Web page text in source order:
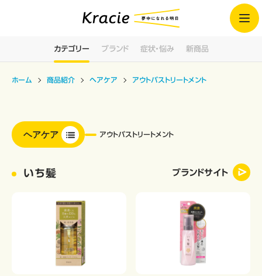
カテゴリー ブランド 症状・悩み 新商品
ホーム 商品紹介 ヘアケア アウトバストリートメント
ヘアケア アウトバストリートメント
いち髪 ブランドサイト